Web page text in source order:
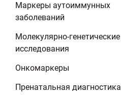
Маркеры аутоиммунных
заболеваний
Молекулярно-генетические
исследования
Онкомаркеры
Пренатальная диагностика